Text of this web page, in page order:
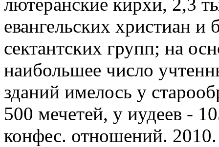
евангельских христиан и
сектантских групп; на
наибольшее число
зданий имелось у
500 мечетей, у иудеев -
конфес. отношений.